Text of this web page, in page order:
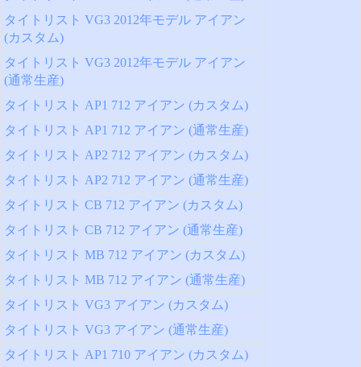
タイトリスト VG3 2012年モデル アイアン
(カスタム)
タイトリスト VG3 2012年モデル アイアン
(通常生産)
タイトリスト AP1 712 アイアン (カスタム)
タイトリスト AP1 712 アイアン (通常生産)
タイトリスト AP2 712 アイアン (カスタム)
タイトリスト AP2 712 アイアン (通常生産)
タイトリスト CB 712 アイアン (カスタム)
タイトリスト CB 712 アイアン (通常生産)
タイトリスト MB 712 アイアン (カスタム)
タイトリスト MB 712 アイアン (通常生産)
タイトリスト VG3 アイアン (カスタム)
タイトリスト VG3 アイアン (通常生産)
タイトリスト AP1 710 アイアン (カスタム)